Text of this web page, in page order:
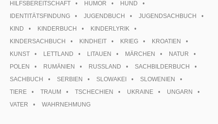
HILFSBEREITSCHAFT
HUMOR
HUND
IDENTITÄTSFINDUNG
JUGENDBUCH
JUGENDSACHBUCH
KIND
KINDERBUCH
KINDERLYRIK
KINDERSACHBUCH
KINDHEIT KRIEG
KROATIEN
KUNST
LETTLAND LITAUEN MÄRCHEN
NATUR
POLEN
RUMÄNIEN RUSSLAND
SACHBILDERBUCH
SACHBUCH
SERBIEN SLOWAKEI
SLOWENIEN
TIERE
TRAUM TSCHECHIEN UKRAINE
UNGARN
VATER
WAHRNEHMUNG